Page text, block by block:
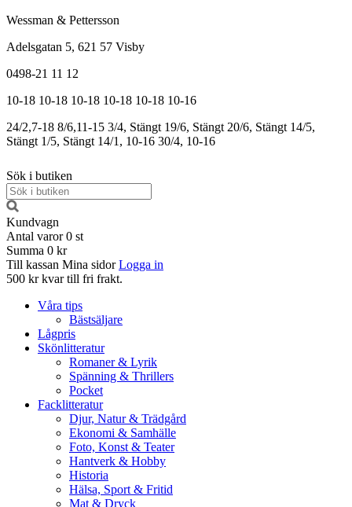
Wessman & Pettersson
Adelsgatan 5, 621 57 Visby
0498-21 11 12
10-18 10-18 10-18 10-18 10-18 10-16
24/2,7-18 8/6,11-15 3/4, Stängt 19/6, Stängt 20/6, Stängt 14/5,
Stängt 1/5, Stängt 14/1, 10-16 30/4, 10-16
Sök i butiken
Kundvagn
Antal varor 0 st
Summa 0 kr
Till kassan Mina sidor Logga in
500 kr kvar till fri frakt.
Våra tips
Bästsäljare
Lågpris
Skönlitteratur
Romaner & Lyrik
Spänning & Thrillers
Pocket
Facklitteratur
Djur, Natur & Trädgård
Ekonomi & Samhälle
Foto, Konst & Teater
Hantverk & Hobby
Historia
Hälsa, Sport & Fritid
Mat & Dryck